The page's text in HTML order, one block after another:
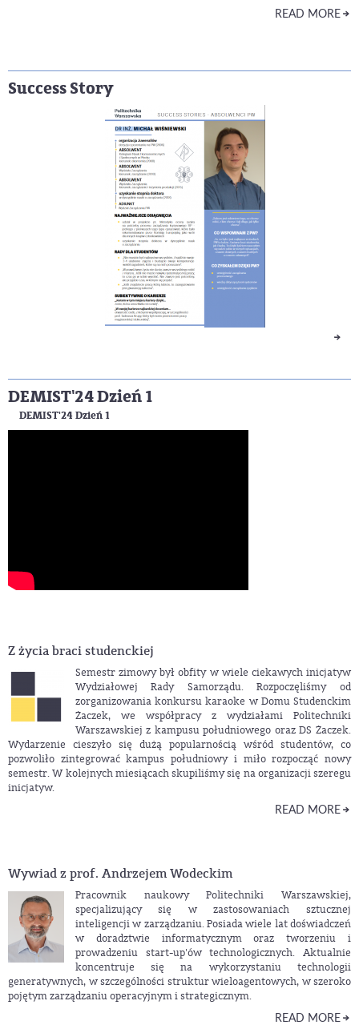
READ MORE
Success Story
DEMIST'24 Dzień 1
DEMIST'24 Dzień 1
Z życia braci studenckiej
Semestr zimowy był obfity w wiele ciekawych inicjatyw
Wydziałowej Rady Samorządu. Rozpoczęliśmy od
zorganizowania konkursu karaoke w Domu Studenckim
Żaczek, we współpracy z wydziałami Politechniki
Warszawskiej z kampusu południowego oraz DS Żaczek.
Wydarzenie cieszyło się dużą popularnością wśród studentów, co
pozwoliło zintegrować kampus południowy i miło rozpocząć nowy
semestr. W kolejnych miesiącach skupiliśmy się na organizacji szeregu
inicjatyw.
READ MORE
Wywiad z prof. Andrzejem Wodeckim
Pracownik naukowy Politechniki Warszawskiej,
specjalizujący się w zastosowaniach sztucznej
inteligencji w zarządzaniu. Posiada wiele lat doświadczeń
w doradztwie informatycznym oraz tworzeniu i
prowadzeniu start-up'ów technologicznych. Aktualnie
koncentruje się na wykorzystaniu technologii
generatywnych, w szczególności struktur wieloagentowych, w szeroko
pojętym zarządzaniu operacyjnym i strategicznym.
READ MORE